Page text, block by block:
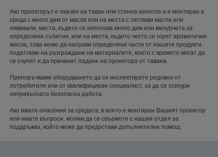
Ако проекторът е окачен на таван или стенна конзола и е монтиран в
среда с много дим от масла или на места с летливи масла или
химикали, места, където се използва много дим или мехурчета за
определени събития, или на места, където често се горят ароматични
масла, това може да направи определени части от нашите продукти
податливи на разграждане на материалите, които с времето могат да
се счупят и да причинят падане на проектора от тавана.
Препоръчваме оборудването да се инспектирате редовно от
потребителя или от квалифициран специалист, за да се осигури
непрекъсната безопасна работа.
Ако имате опасения за средата, в която е монтиран Вашият проектор
или имате въпроси, молим да се свържете с нашия отдел за
поддръжка, който може да предостави допълнителна помощ.